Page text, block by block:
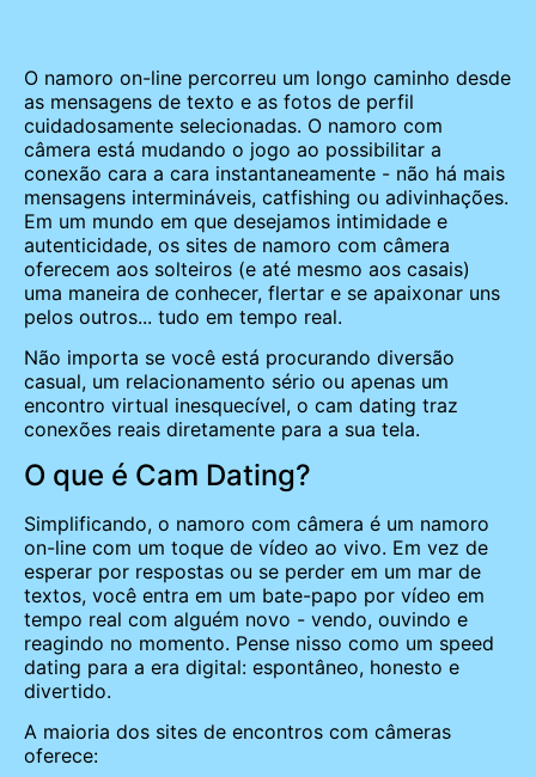
O namoro on-line percorreu um longo caminho desde
as mensagens de texto e as fotos de perfil
cuidadosamente selecionadas. O namoro com
câmera está mudando o jogo ao possibilitar a
conexão cara a cara instantaneamente - não há mais
mensagens intermináveis, catfishing ou adivinhações.
Em um mundo em que desejamos intimidade e
autenticidade, os sites de namoro com câmera
oferecem aos solteiros (e até mesmo aos casais)
uma maneira de conhecer, flertar e se apaixonar uns
pelos outros... tudo em tempo real.
Não importa se você está procurando diversão
casual, um relacionamento sério ou apenas um
encontro virtual inesquecível, o cam dating traz
conexões reais diretamente para a sua tela.
O que é Cam Dating?
Simplificando, o namoro com câmera é um namoro
on-line com um toque de vídeo ao vivo. Em vez de
esperar por respostas ou se perder em um mar de
textos, você entra em um bate-papo por vídeo em
tempo real com alguém novo - vendo, ouvindo e
reagindo no momento. Pense nisso como um speed
dating para a era digital: espontâneo, honesto e
divertido.
A maioria dos sites de encontros com câmeras
oferece: